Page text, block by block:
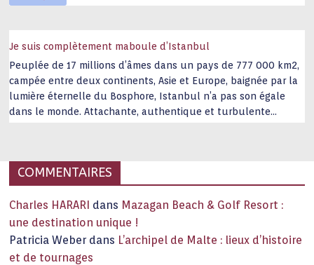
Je suis complètement maboule d’Istanbul
Peuplée de 17 millions d’âmes dans un pays de 777 000 km2,
campée entre deux continents, Asie et Europe, baignée par la
lumière éternelle du Bosphore, Istanbul n’a pas son égale
dans le monde. Attachante, authentique et turbulente
COMMENTAIRES
Charles HARARI dans Mazagan Beach & Golf Resort :
une destination unique !
Patricia Weber dans L’archipel de Malte : lieux d’histoire
et de tournages